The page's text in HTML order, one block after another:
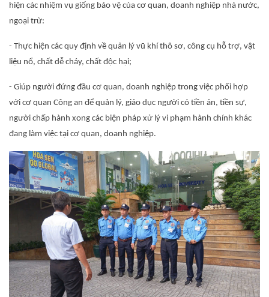
hiện các nhiệm vụ giống bảo vệ của cơ quan, doanh nghiệp nhà nước,
ngoại trừ:
- Thực hiện các quy định về quản lý vũ khí thô sơ, công cụ hỗ trợ, vật
liệu nổ, chất dễ cháy, chất độc hại;
- Giúp người đứng đầu cơ quan, doanh nghiệp trong việc phối hợp
với cơ quan Công an để quản lý, giáo dục người có tiền án, tiền sự,
người chấp hành xong các biện pháp xử lý vi phạm hành chính khác
đang làm việc tại cơ quan, doanh nghiệp.